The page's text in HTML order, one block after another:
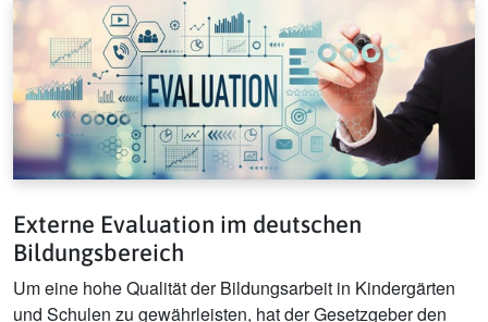
Externe Evaluation im deutschen
Bildungsbereich
Um eine hohe Qualität der Bildungsarbeit in Kindergärten
und Schulen zu gewährleisten, hat der Gesetzgeber den